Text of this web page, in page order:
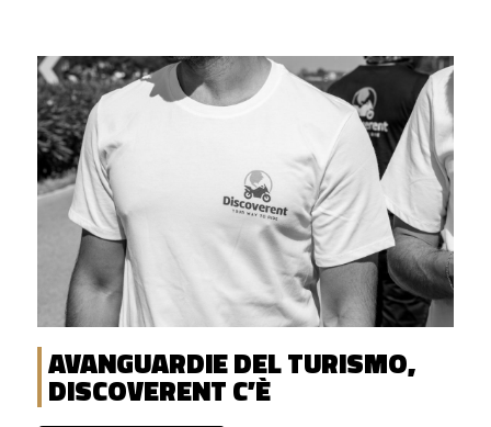
AVANGUARDIE DEL TURISMO,
DISCOVERENT C’È